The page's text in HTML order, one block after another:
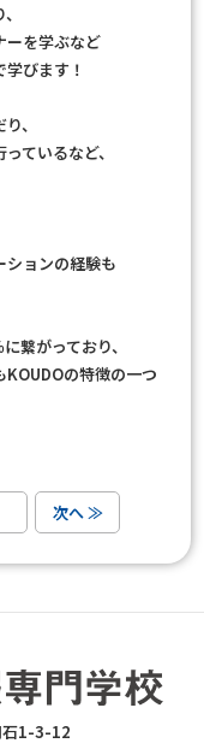
ーを学ぶなど
びます！
、
ているなど、
ションの経験も
繋がっており、
の特徴の一つ
次へ ≫
石1-3-12